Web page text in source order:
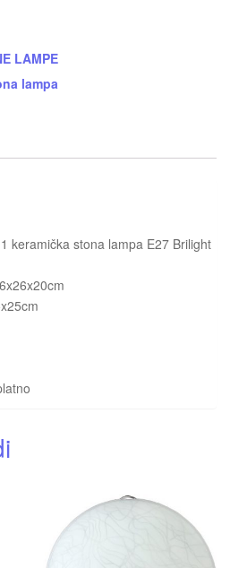
LAMPE
lampa
keramička stona lampa E27 Brilight